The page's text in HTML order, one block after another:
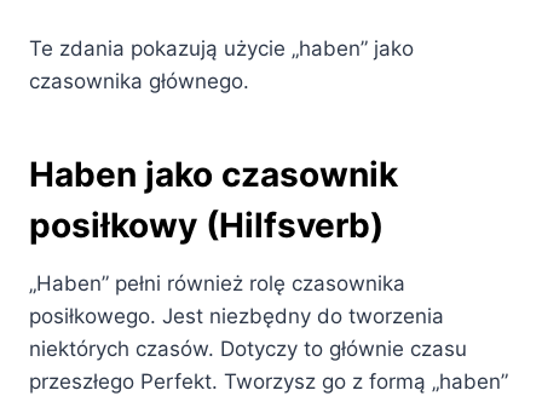
Te zdania pokazują użycie „haben” jako
czasownika głównego.
Haben jako czasownik
posiłkowy (Hilfsverb)
„Haben” pełni również rolę czasownika
posiłkowego. Jest niezbędny do tworzenia
niektórych czasów. Dotyczy to głównie czasu
przeszłego Perfekt. Tworzysz go z formą „haben”